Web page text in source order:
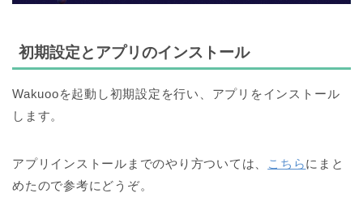
初期設定とアプリのインストール
Wakuooを起動し初期設定を行い、アプリをインストール
します。
アプリインストールまでのやり方ついては、 こちらにまと
めたので参考にどうぞ。